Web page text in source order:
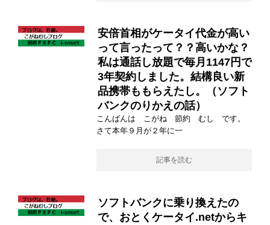
安倍首相がケータイ代金が高い
って言ったって？？高いかな？
私は通話し放題で毎月1147円で
3年契約しました。結構良い新
品携帯ももらえたし。（ソフト
バンクのりかえの話）
こんばんは こがね 節約 むし です。
さて本年９月が２年に一
記事を読む
ソフトバンクに乗り換えたの
で、おとくケータイ.netからキ